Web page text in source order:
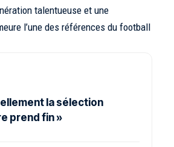
talentueuse et une
l’une des références du football
la sélection
prend fin »